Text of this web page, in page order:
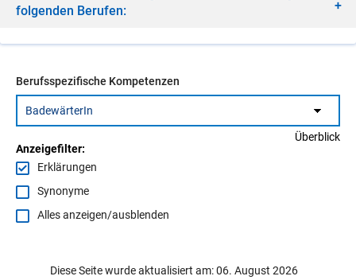
fol­gen­den Be­ru­fen:
Berufsspezifische Kompetenzen
Überblick
Anzeigefilter:
Erklärungen
Synonyme
Alles anzeigen/ausblenden
Diese Seite wurde aktualisiert am: 06. August 2026